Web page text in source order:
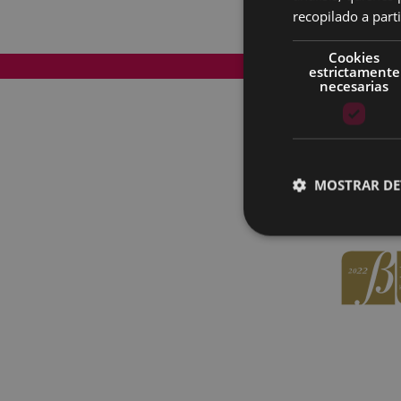
Mapa del Sitio
recopilado a
Cookies
estrictamente
necesarias
MOSTRAR